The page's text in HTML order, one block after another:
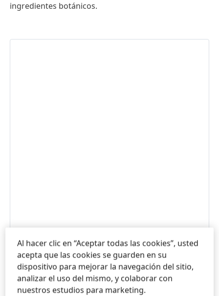
ingredientes botánicos.
WWW.TECITALY.COM.MX
Al hacer clic en “Aceptar todas las cookies”, usted
acepta que las cookies se guarden en su
dispositivo para mejorar la navegación del sitio,
analizar el uso del mismo, y colaborar con
nuestros estudios para marketing.